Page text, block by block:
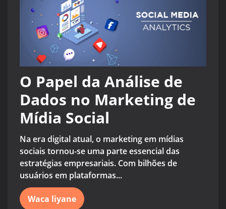
O Papel da Análise de
Dados no Marketing de
Mídia Social
Na era digital atual, o marketing em mídias
sociais tornou-se uma parte essencial das
estratégias empresariais. Com bilhões de
usuários em plataformas...
Waca liyane